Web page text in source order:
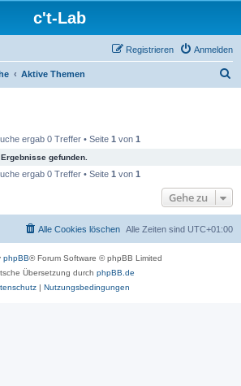
c't-Lab
Anmelden
Registrieren
Aktive Themen
ergab 0 Treffer • Seite 1 von 1
gefunden.
ergab 0 Treffer • Seite 1 von 1
Gehe zu
Alle Zeiten sind UTC+01:00
Alle Cookies löschen
phpBB® Forum Software © phpBB Limited
Übersetzung durch phpBB.de
| Nutzungsbedingungen